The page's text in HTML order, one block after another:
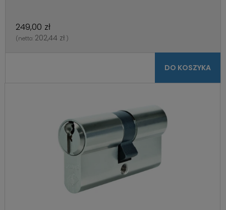
249,00 zł
(netto: 202,44 zł )
DO KOSZYKA